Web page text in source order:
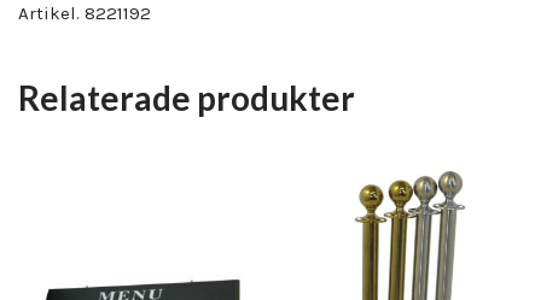
Artikel. 8221192
Relaterade produkter